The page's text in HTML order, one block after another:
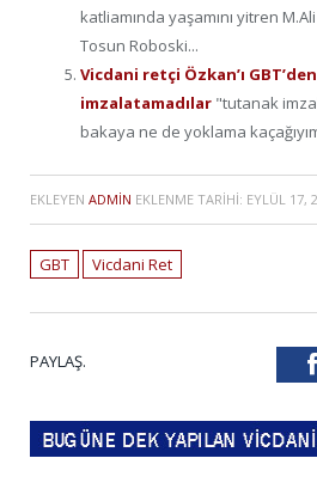
katliamında yaşamını yitren
Tosun Roboski...
Vicdani retçi Özkan’ı
imzalatamadılar "tutanak
bakaya ne de yoklama
EKLEYEN ADMIN EKLENME TARIHI: EYLÜL 17,
GBT Vicdani Ret
PAYLAŞ.